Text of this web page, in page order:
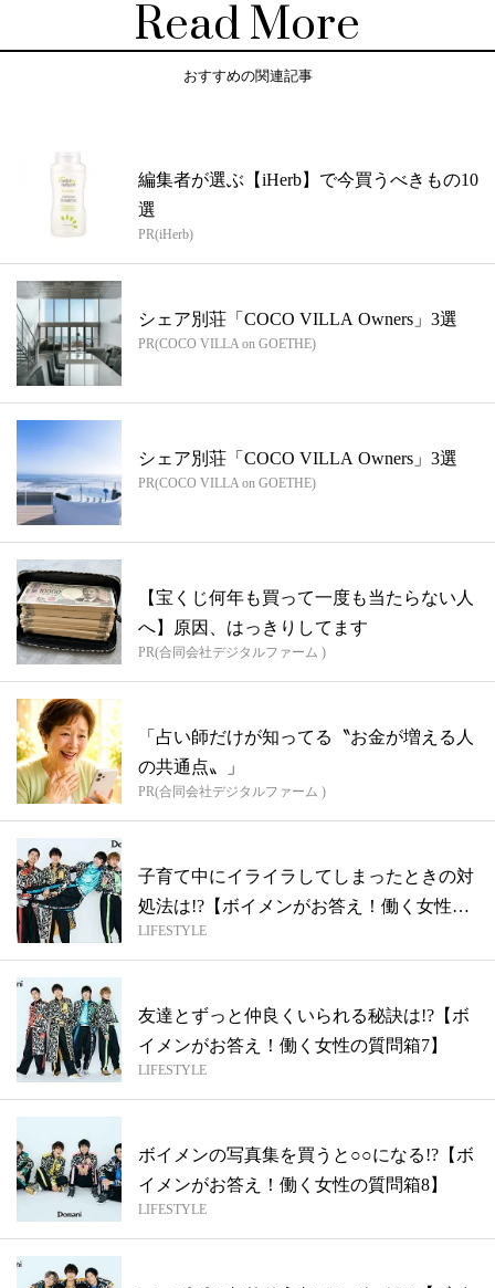
Read More
おすすめの関連記事
編集者が選ぶ【iHerb】で今買うべきもの10
選
PR(iHerb)
シェア別荘「COCO VILLA Owners」3選
PR(COCO VILLA on GOETHE)
シェア別荘「COCO VILLA Owners」3選
PR(COCO VILLA on GOETHE)
【宝くじ何年も買って一度も当たらない人
へ】原因、はっきりしてます
PR(合同会社デジタルファーム )
「占い師だけが知ってる〝お金が増える人
の共通点〟」
PR(合同会社デジタルファーム )
子育て中にイライラしてしまったときの対
処法は!?【ボイメンがお答え！働く女性の
質...
LIFESTYLE
友達とずっと仲良くいられる秘訣は!?【ボ
イメンがお答え！働く女性の質問箱7】
LIFESTYLE
ボイメンの写真集を買うと○○になる!?【ボ
イメンがお答え！働く女性の質問箱8】
LIFESTYLE